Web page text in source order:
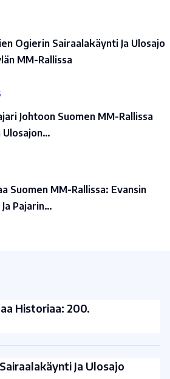
Ogierin Sairaalakäynti Ja Ulosajo
MM-Rallissa
Johtoon Suomen MM-Rallissa
Ulosajon…
Suomen MM-Rallissa: Evansin
Pajarin…
Historiaa: 200.
Ja Ulosajo